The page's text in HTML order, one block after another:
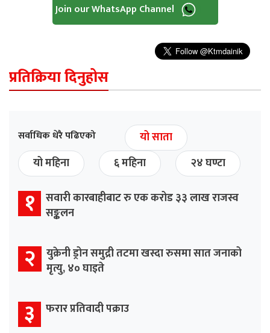
Join our WhatsApp Channel
प्रतिक्रिया दिनुहोस
सर्वाधिक धेरै पढिएको
यो साता
यो महिना
६ महिना २४ घण्टा
१ सवारी कारबाहीबाट रु एक करोड ३३ लाख राजस्व
सङ्कलन
२ युक्रेनी ड्रोन समुद्री तटमा खस्दा रुसमा सात जनाको
मृत्यु, ४० घाइते
३ फरार प्रतिवादी पक्राउ